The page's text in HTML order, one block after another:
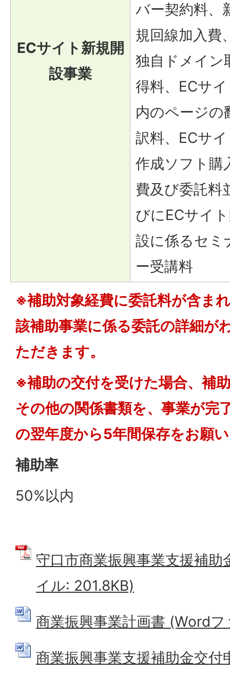
ECサイト新規開
設事業
バー契約料、
規回線加入費
独自ドメイン
得料、ECサ
内のページの
訳料、ECサ
作成ソフト購
費及び委託料
びにECサイ
設に係るセミ
ー受講料
※補助対象経費に委託料が含ま
該補助事業に係る委託の詳細が
ただきます。
※補助の交付を受けた場合、補
その他の関係書類を、事業が完
の翌年度から5年間保存をお願
補助率
50%以内
守口市商業振興事業支援補助
イル: 201.8KB)
商業振興事業計画書 (Word
商業振興事業支援補助金交